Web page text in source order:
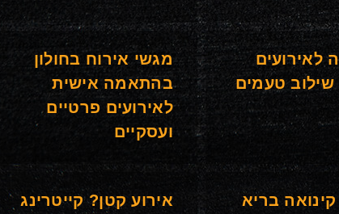
לאירועים
טעמים
מגשי אירוח בחולון
בהתאמה אישית
לאירועים פרטיים
ועסקיים
בריא
אירוע קטן? קייטרינג